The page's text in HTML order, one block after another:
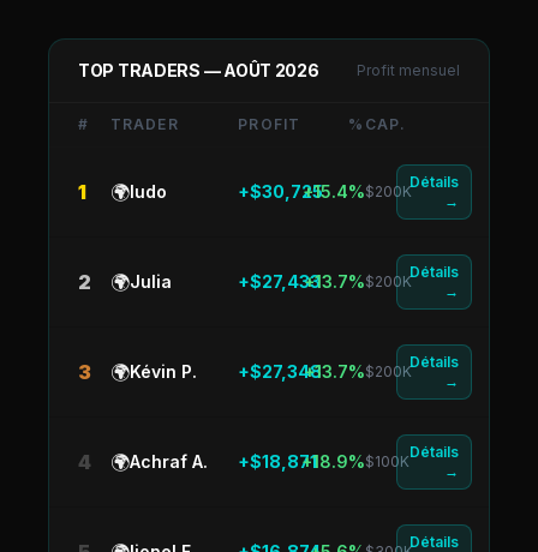
TOP TRADERS —AOÛT 2026 Profit mensuel
# TRADER PROFIT % CAP.
1 🌍ludo +$30,725+15.4%$200K
Détails
→
2 🌍Julia +$27,433+13.7%$200K
Détails
→
3 🌍Kévin P. +$27,348+13.7%$200K
Détails
→
4 🌍Achraf A. +$18,871+18.9%$100K
Détails
→
Détails